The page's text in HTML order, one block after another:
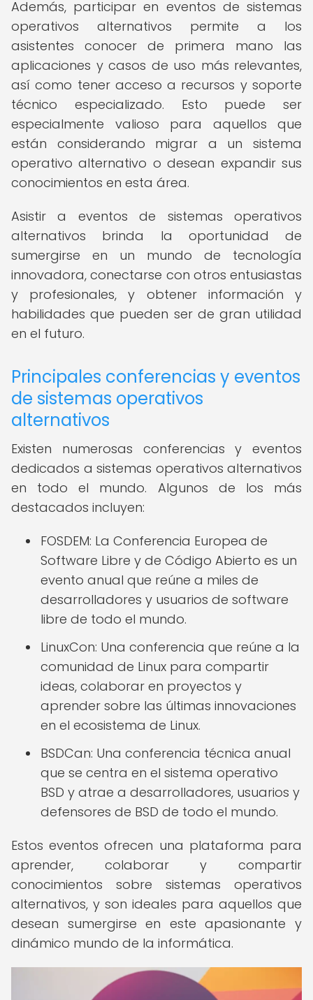
Además, participar en eventos de sistemas
operativos alternativos permite a los
asistentes conocer de primera mano las
aplicaciones y casos de uso más relevantes,
así como tener acceso a recursos y soporte
técnico especializado. Esto puede ser
especialmente valioso para aquellos que
están considerando migrar a un sistema
operativo alternativo o desean expandir sus
conocimientos en esta área.
Asistir a eventos de sistemas operativos
alternativos brinda la oportunidad de
sumergirse en un mundo de tecnología
innovadora, conectarse con otros entusiastas
y profesionales, y obtener información y
habilidades que pueden ser de gran utilidad
en el futuro.
Principales conferencias y eventos
de sistemas operativos
alternativos
Existen numerosas conferencias y eventos
dedicados a sistemas operativos alternativos
en todo el mundo. Algunos de los más
destacados incluyen:
FOSDEM: La Conferencia Europea de
Software Libre y de Código Abierto es un
evento anual que reúne a miles de
desarrolladores y usuarios de software
libre de todo el mundo.
LinuxCon: Una conferencia que reúne a la
comunidad de Linux para compartir
ideas, colaborar en proyectos y
aprender sobre las últimas innovaciones
en el ecosistema de Linux.
BSDCan: Una conferencia técnica anual
que se centra en el sistema operativo
BSD y atrae a desarrolladores, usuarios y
defensores de BSD de todo el mundo.
Estos eventos ofrecen una plataforma para
aprender, colaborar y compartir
conocimientos sobre sistemas operativos
alternativos, y son ideales para aquellos que
desean sumergirse en este apasionante y
dinámico mundo de la informática.